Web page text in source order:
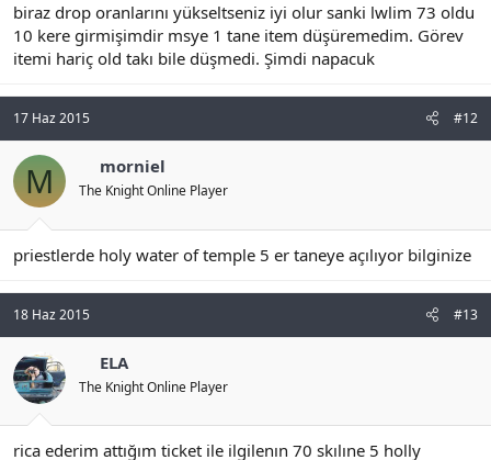
biraz drop oranlarını yükseltseniz iyi olur sanki lwlim 73 oldu
10 kere girmişimdir msye 1 tane item düşüremedim. Görev
itemi hariç old takı bile düşmedi. Şimdi napacuk
17 Haz 2015 #12
M morniel
The Knight Online Player
priestlerde holy water of temple 5 er taneye açılıyor bilginize
18 Haz 2015 #13
ELA
The Knight Online Player
rica ederim attığım ticket ile ilgilenın 70 skılıne 5 holly